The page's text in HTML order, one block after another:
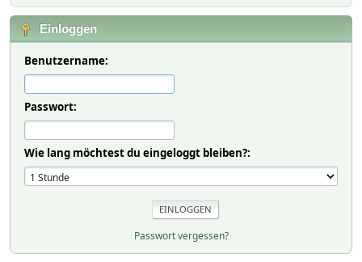
Einloggen
Benutzername:
Passwort:
Wie lang möchtest du eingeloggt bleiben?:
Passwort vergessen?